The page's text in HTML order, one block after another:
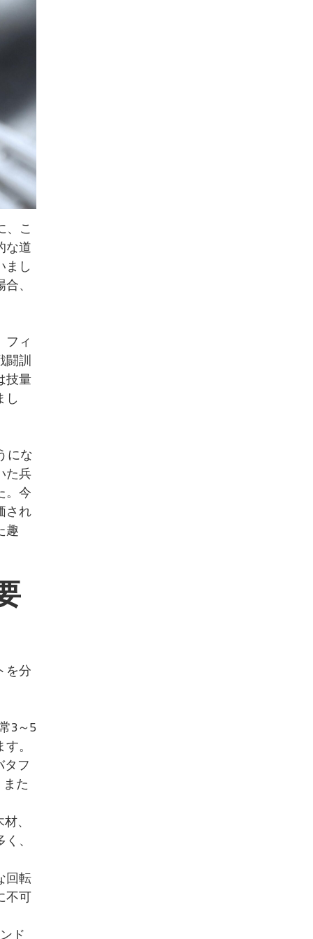
、こ
な道
まし
、
フィ
闘訓
技量
し
にな
た兵
。今
され
趣
を分
3～5
。
タフ
た
、
、
回転
不可
ド